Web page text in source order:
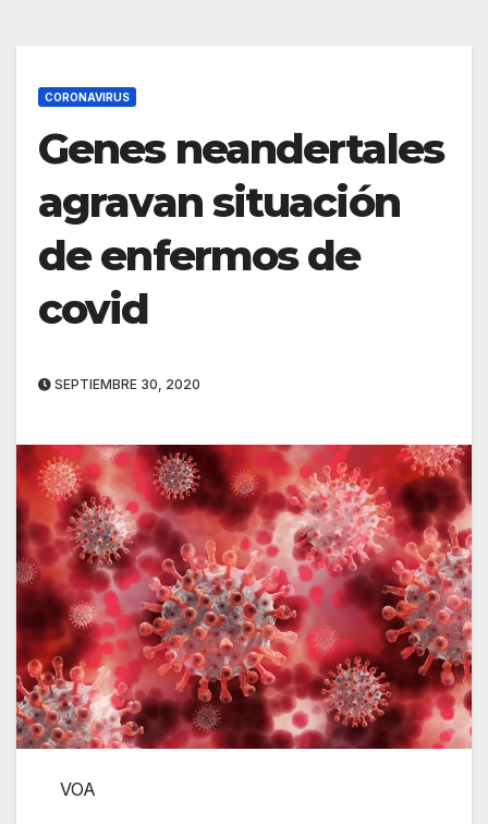
CORONAVIRUS
Genes neandertales
agravan situación
de enfermos de
covid
SEPTIEMBRE 30, 2020
VOA